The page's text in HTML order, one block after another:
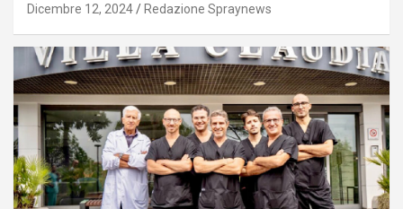
Dicembre 12, 2024 Redazione Spraynews